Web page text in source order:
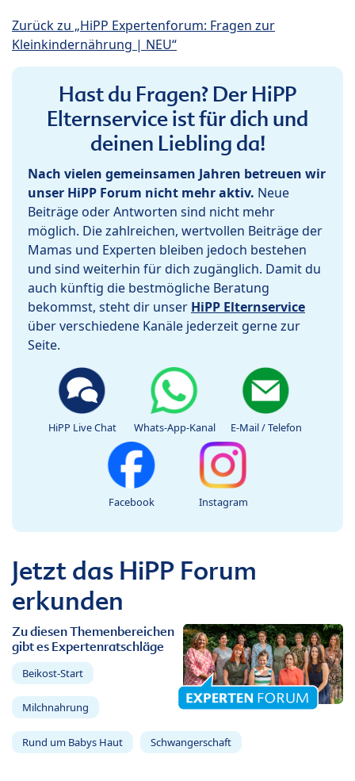
Zurück zu „HiPP Expertenforum: Fragen zur
Kleinkindernährung | NEU“
Hast du Fragen? Der HiPP
Elternservice ist für dich und
deinen Liebling da!
Nach vielen gemeinsamen Jahren betreuen wir
unser HiPP Forum nicht mehr aktiv. Neue
Beiträge oder Antworten sind nicht mehr
möglich. Die zahlreichen, wertvollen Beiträge der
Mamas und Experten bleiben jedoch bestehen
und sind weiterhin für dich zugänglich. Damit du
auch künftig die bestmögliche Beratung
bekommst, steht dir unser HiPP Elternservice
über verschiedene Kanäle jederzeit gerne zur
Seite.
HiPP Live Chat Whats-App-Kanal E-Mail / Telefon
Facebook Instagram
Jetzt das HiPP Forum
erkunden
Zu diesen Themenbereichen
gibt es Expertenratschläge
Beikost-Start
Milchnahrung
Rund um Babys Haut Schwangerschaft